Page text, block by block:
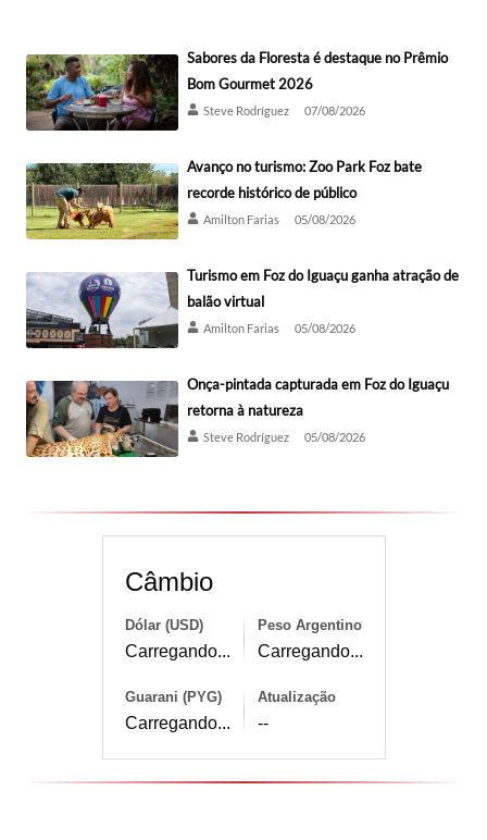
Sabores da Floresta é destaque no Prêmio
Bom Gourmet 2026
Steve Rodríguez 07/08/2026
Avanço no turismo: Zoo Park Foz bate
recorde histórico de público
Amilton Farias 05/08/2026
Turismo em Foz do Iguaçu ganha atração de
balão virtual
Amilton Farias 05/08/2026
Onça-pintada capturada em Foz do Iguaçu
retorna à natureza
Steve Rodríguez 05/08/2026
Câmbio
Dólar (USD)
Carregando...
Peso Argentino
Carregando...
Guarani (PYG)
Carregando...
Atualização
--